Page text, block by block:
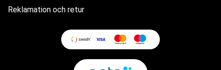
Reklamation och retur